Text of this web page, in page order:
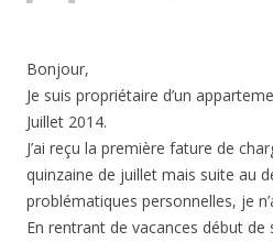
Bonjour,
Je suis propriétaire d’un
Juillet 2014.
J’ai reçu la première fature de
quinzaine de juillet mais suite au
problématiques personnelles, je
En rentrant de vacances début de